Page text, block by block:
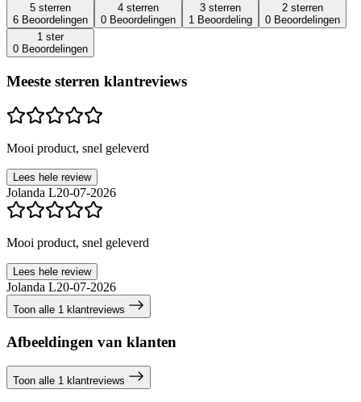
5 sterren
6 Beoordelingen
4 sterren
0 Beoordelingen
3 sterren
1 Beoordeling
2 sterren
0 Beoordelingen
1 ster
0 Beoordelingen
Meeste sterren klantreviews
Mooi product, snel geleverd
Lees hele review
Jolanda L20-07-2026
Mooi product, snel geleverd
Lees hele review
Jolanda L20-07-2026
Toon alle 1 klantreviews
Afbeeldingen van klanten
Toon alle 1 klantreviews